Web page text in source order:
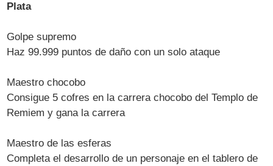
Plata
Golpe supremo
Haz 99.999 puntos de daño con un solo ataque
Maestro chocobo
Consigue 5 cofres en la carrera chocobo del Templo de
Remiem y gana la carrera
Maestro de las esferas
Completa el desarrollo de un personaje en el tablero de